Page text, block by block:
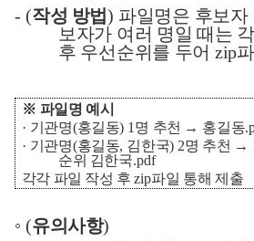
- (작성 방법) 파일명은 후보
보자가 여러 명일 때는
후 우선순위를 두어 zip
※ 파일명 예시
· 기관명(홍길동) 1 명 추천 → 홍길동
· 기관명(홍길동, 김한국) 2명 추천 →
순위 김한국.pdf
각각 파일 작성 후zip파일 통해 제출
◦ (유의사항)